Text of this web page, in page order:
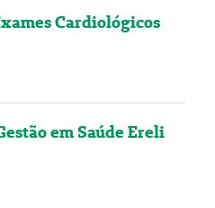
Cardiológicos
em Saúde Ereli